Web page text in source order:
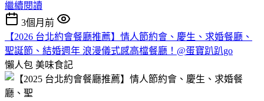
繼續閱讀
3個月前
【2026 台北約會餐廳推薦】情人節約會、慶生、求婚餐廳、
聖誕節、結婚週年 浪漫儀式感高檔餐廳！@蛋寶趴趴go
懶人包 美味食記